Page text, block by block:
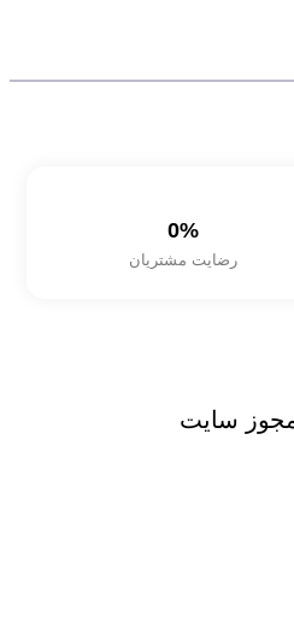
رضایت مشتریان
%
0
سایت